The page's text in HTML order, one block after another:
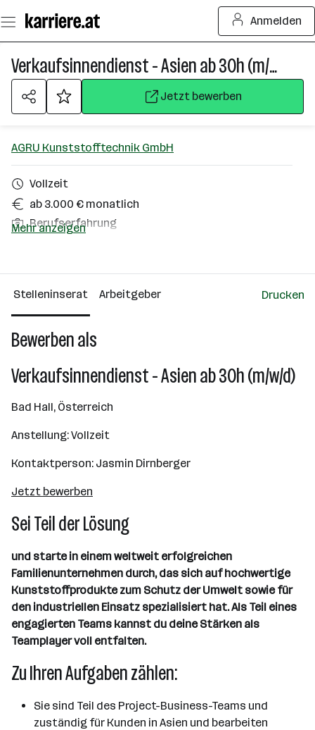
Seiteninhalt
springen
Anmelden
Verkaufsinnendienst - Asien ab 30h (m/w/d)
Jetzt bewerben
AGRU Kunststofftechnik GmbH
Vollzeit
ab 3.000 € monatlich
Berufserfahrung
Über das Unternehmen
501 - 2500 Mitarbeiter*innen
Bad Hall
Mehr anzeigen
Stelleninserat Arbeitgeber Drucken
Bewerben als
Verkaufsinnendienst - Asien ab 30h (m/w/d)
Bad Hall, Österreich
Anstellung: Vollzeit
Kontaktperson: Jasmin Dirnberger
Jetzt bewerben
Sei Teil der Lösung
und starte in einem weltweit erfolgreichen
Familienunternehmen durch, das sich auf hochwertige
Kunststoffprodukte zum Schutz der Umwelt sowie für
den industriellen Einsatz spezialisiert hat. Als Teil eines
engagierten Teams kannst du deine Stärken als
Teamplayer voll entfalten.
Zu Ihren Aufgaben zählen:
Sie sind Teil des Project-Business-Teams und
zuständig für Kunden in Asien und bearbeiten